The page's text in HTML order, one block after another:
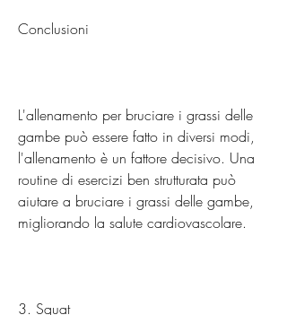
Conclusioni
L'allenamento per bruciare i grassi delle
gambe può essere fatto in diversi modi,
l'allenamento è un fattore decisivo. Una
routine di esercizi ben strutturata può
aiutare a bruciare i grassi delle gambe,
migliorando la salute cardiovascolare.
3. Squat